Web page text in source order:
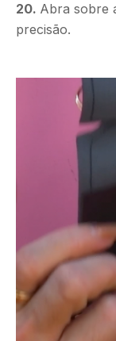
20. Abra sobre
precisão.